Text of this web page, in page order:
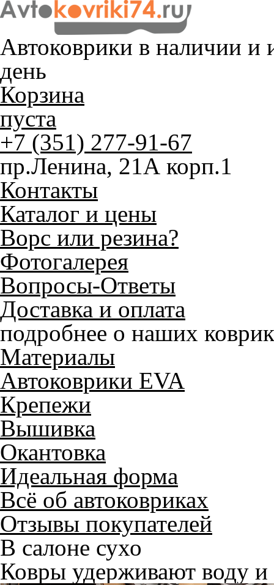
Автоковрики в наличии и
день
Корзина
пуста
+7 (351) 277-91-67
пр.Ленина, 21А корп.1
Контакты
Каталог и цены
Ворс или резина?
Фотогалерея
Вопросы-Ответы
Доставка и оплата
подробнее о наших
Материалы
Автоковрики EVA
Крепежи
Вышивка
Окантовка
Идеальная форма
Всё об автоковриках
Отзывы покупателей
В салоне сухо
Ковры удерживают воду и